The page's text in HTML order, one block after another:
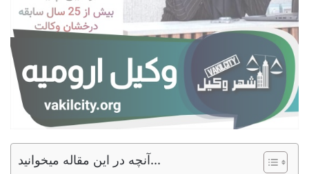
آنچه در این مقاله میخوانید...